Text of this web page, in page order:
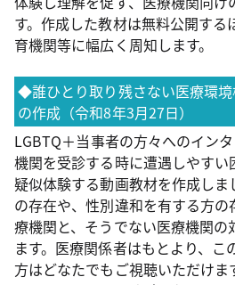
す。作成した教材は無料公開す
育機関等に幅広く周知します。
◆誰ひとり取り残さない医療環
の作成（令和8年3月27日）
LGBTQ＋当事者の方々へのイン
機関を受診する時に遭遇しやす
疑似体験する動画教材を作成し
の存在や、性別違和を有する方
療機関と、そうでない医療機関の
ます。医療関係者はもとより、
方はどなたでもご視聴いただけま